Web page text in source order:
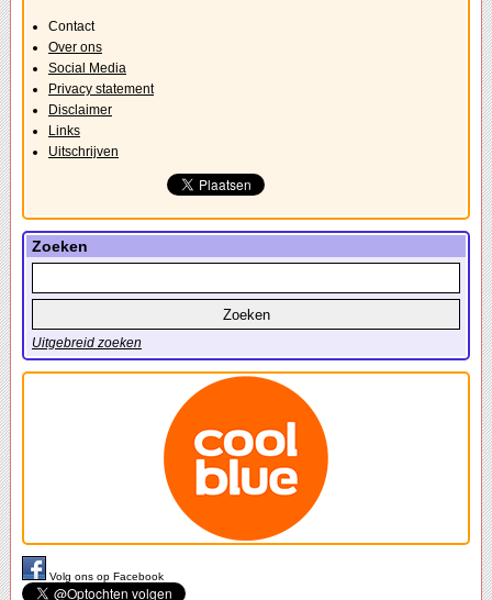
Contact
Over ons
Social Media
Privacy statement
Disclaimer
Links
Uitschrijven
Zoeken
Uitgebreid zoeken
Volg ons op Facebook